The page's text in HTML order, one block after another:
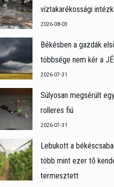
víztakarékossági
2026-08-03
Békésben a gazdák
többsége nem kér a
2026-07-31
Súlyosan megsérült
rolleres fiú
2026-07-31
Lebukott a
több mint ezer tő
termesztett